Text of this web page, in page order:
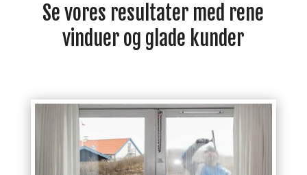
Se vores resultater med rene
vinduer og glade kunder